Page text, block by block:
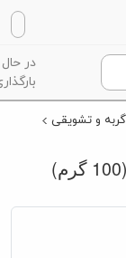
در حال
و تشویقی